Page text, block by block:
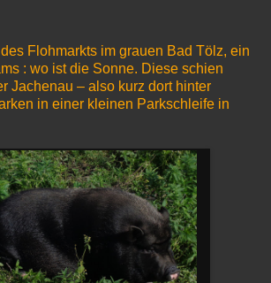
Flohmarkts im grauen Bad Tölz, ein
: wo ist die Sonne. Diese schien
Jachenau – also kurz dort hinter
in einer kleinen Parkschleife in